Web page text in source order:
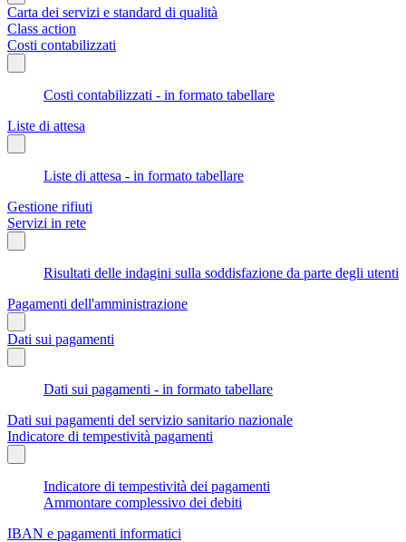
Carta dei servizi e standard di qualità
Class action
Costi contabilizzati
Costi contabilizzati - in formato tabellare
Liste di attesa
Liste di attesa - in formato tabellare
Gestione rifiuti
Servizi in rete
Risultati delle indagini sulla soddisfazione da parte degli utenti
Pagamenti dell'amministrazione
Dati sui pagamenti
Dati sui pagamenti - in formato tabellare
Dati sui pagamenti del servizio sanitario nazionale
Indicatore di tempestività pagamenti
Indicatore di tempestività dei pagamenti
Ammontare complessivo dei debiti
IBAN e pagamenti informatici